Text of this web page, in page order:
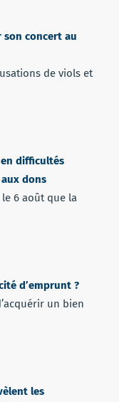
son concert au
de viols et
en difficultés
dons
le 6 août que la
d’emprunt ?
un bien
les